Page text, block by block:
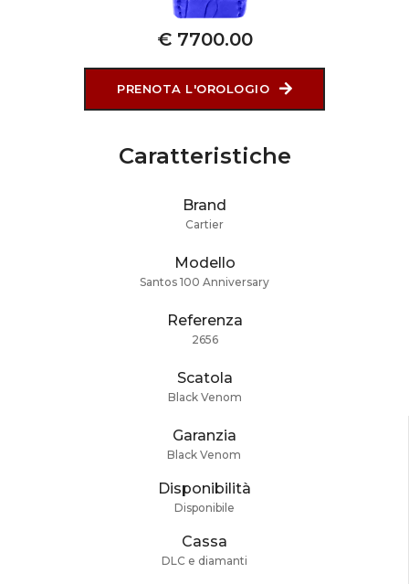
€ 7700.00
PRENOTA L'OROLOGIO
Caratteristiche
Brand
Cartier
Modello
Santos 100 Anniversary
Referenza
2656
Scatola
Black Venom
Garanzia
Black Venom
Disponibilità
Disponibile
Cassa
DLC e diamanti